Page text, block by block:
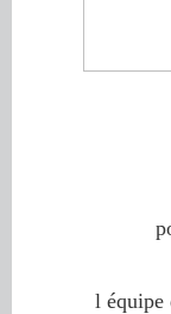
l équipe